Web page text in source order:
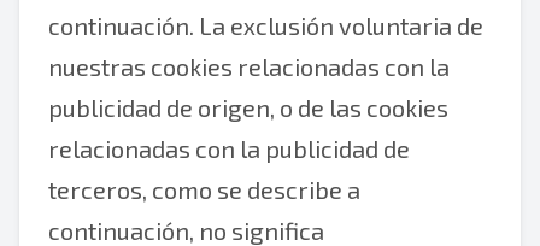
continuación. La exclusión voluntaria de
nuestras cookies relacionadas con la
publicidad de origen, o de las cookies
relacionadas con la publicidad de
terceros, como se describe a
continuación, no significa